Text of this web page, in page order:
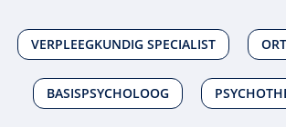
VERPLEEGKUNDIG SPECIALIST
BASISPSYCHOLOOG